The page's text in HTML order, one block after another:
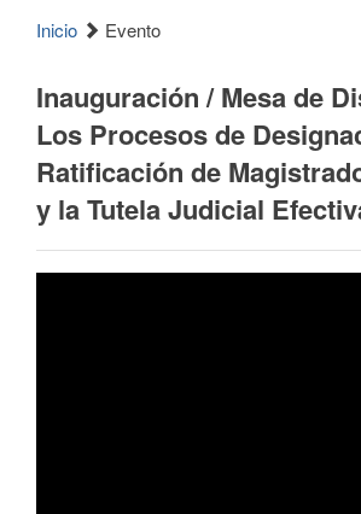
Inicio Evento
Inauguración / Mesa de
Los Procesos de
Ratificación de
y la Tutela Judicial